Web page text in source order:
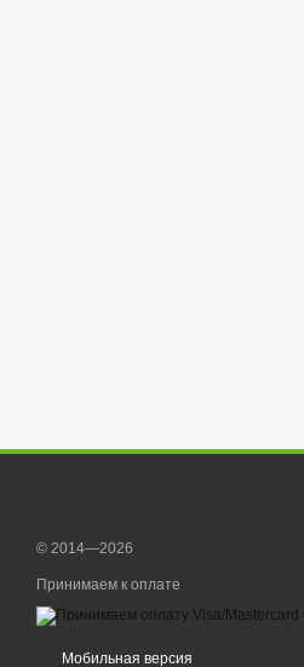
© 2014—2026
Принимаем к оплате
Мобильная версия